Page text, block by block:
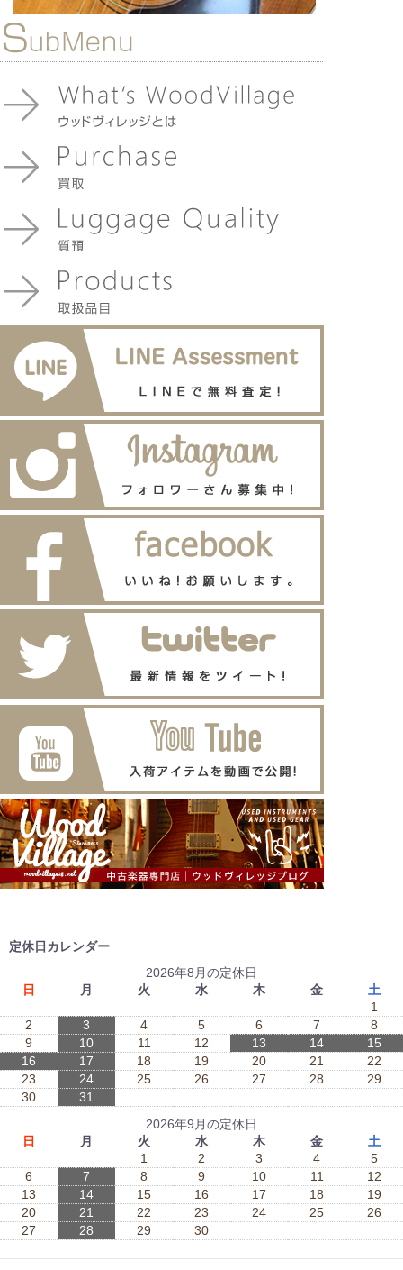
定休日カレンダー
2026年8月の定休日
日
月 火 水 木 金
土
1
2
3 4 5 6 7
8
9
10 11 12 13 14
15
16
17 18 19 20 21
22
23
24 25 26 27 28
29
30
31
2026年9月の定休日
日
月 火 水 木 金
土
1
2 3 4
5
6
7 8 9 10 11
12
13
14 15 16 17 18
19
20
21 22 23 24 25
26
27
28 29 30